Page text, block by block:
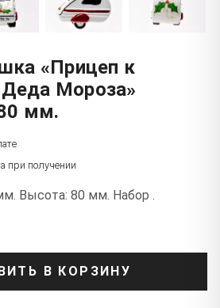
«Прицеп к
Мороза»
мм.
при получении
Высота: 80 мм. Набор .
В КОРЗИНУ